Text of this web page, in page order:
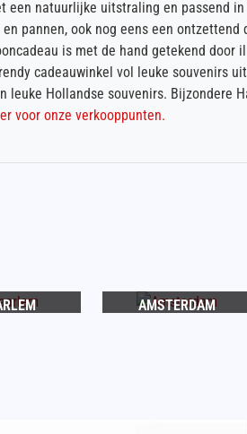
een natuurlijke uitstraling en passend
pannen, ook nog eens een
is met de hand getekend door
cadeauwinkel vol leuke souvenirs
Hollandse souvenirs. Bijzondere
voor onze verkooppunten.
AMSTERDAM